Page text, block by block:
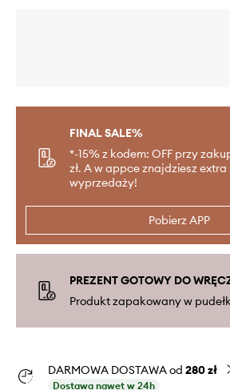
FINAL SALE%
*-15% z kodem: OFF przy
zł. A w appce znajdziesz
wyprzedaży!
Pobierz APP
PREZENT GOTOWY DO
Produkt zapakowany w
DARMOWA DOSTAWA od 280 zł
Dostawa nawet w 24h